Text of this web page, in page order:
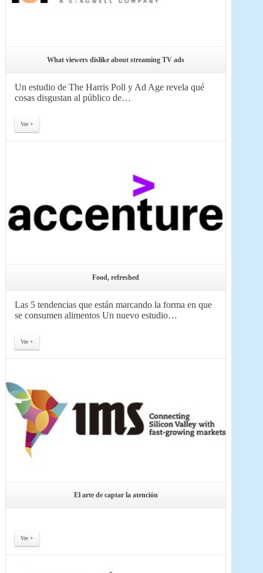
What viewers dislike about streaming TV ads
Un estudio de The Harris Poll y Ad Age revela qué
cosas disgustan al público de…
Ver +
Food, refreshed
Las 5 tendencias que están marcando la forma en que
se consumen alimentos Un nuevo estudio…
Ver +
El arte de captar la atención
Ver +